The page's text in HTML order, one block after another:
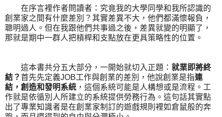
在序言裡作者問讀者：究竟我的大學同學和我所認識的
創業家之間有什麼差別？其實差異不大，他們都滿懷報負，
聰明過人。但在我跟他們共事過之後，差異就變的明顯了，
那就是期中一群人把槓桿和支點放在更具策略性的位置。
這本書共分五大部分，一開始就切入正題： 就業即將終
結？首先先定義JOB工作與創業的差別，他說創業是指連
結，創造和發明系統 ，這個系統可能是人構想或是流程。工
作就是依循別人所建立的系統提供勞務行為。這句話其實點
出了專業知識者是在創業家制訂的遊戲規則裡如倉鼠般的奔